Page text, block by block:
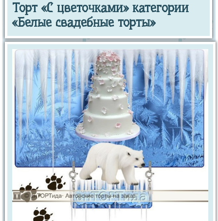
Торт «С цветочками» категории
«Белые свадебные торты»